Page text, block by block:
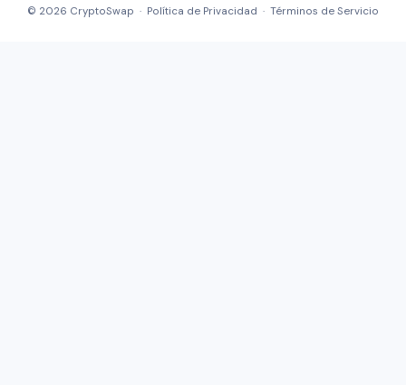
© 2026 CryptoSwap · Política de Privacidad · Términos de Servicio